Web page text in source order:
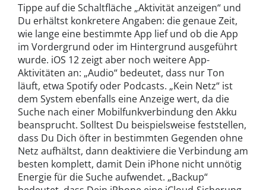
Tippe auf die Schaltfläche „Aktivität anzeigen“ und
Du erhältst konkretere Angaben: die genaue Zeit,
wie lange eine bestimmte App lief und ob die App
im Vordergrund oder im Hintergrund ausgeführt
wurde. iOS 12 zeigt aber noch weitere App-
Aktivitäten an: „Audio“ bedeutet, dass nur Ton
läuft, etwa Spotify oder Podcasts. „Kein Netz“ ist
dem System ebenfalls eine Anzeige wert, da die
Suche nach einer Mobilfunkverbindung den Akku
beansprucht. Solltest Du beispielsweise feststellen,
dass Du Dich öfter in bestimmten Gegenden ohne
Netz aufhältst, dann deaktiviere die Verbindung am
besten komplett, damit Dein iPhone nicht unnötig
Energie für die Suche aufwendet. „Backup“